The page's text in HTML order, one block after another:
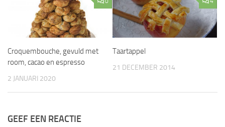
Croquembouche, gevuld met
room, cacao en espresso
2 JANUARI 2020
Taartappel
21 DECEMBER 2014
GEEF EEN REACTIE